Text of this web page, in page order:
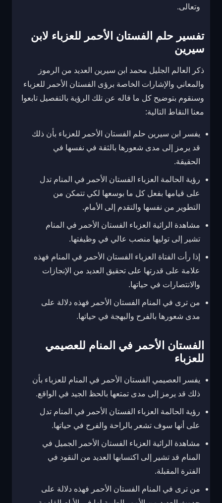
وتعالى.
تفسير حلم الفستان الأحمر للعزباء لابن
سيرين
ذكر العالم الجليل محمد ابن سيرين العديد من الرموز
والمعاني والإشارات الخاصة برؤى الفستان الأحمر للعزباء
وسنقوم بتوضيح كل ما قاله عن تلك الرؤية بالتفصيل تابعوا
معنا النقاط التالية:
يفسر ابن سيرين حلم الفستان الأحمر للعزباء بأن ذلك
قد يرمز إلى مدى شعورها بالثقة في نفسها في
الحقيقة.
رؤية الحالمة العزباء الفستان الأحمر في المنام تدل
على قيامها بفعل كل ما بوسعها لكي تتمكن من
التطوير من نفسها والتقدم إلى الأمام.
مشاهدة الرائية العزباء الفستان الأحمر في المنام
تشير إلى توليها منصب عالي في وظيفتها.
إذا رأت الفتاة العزباء الفستان الأحمر في المنام فهذه
علامة على قدرتها على تحقيق العديد من الإنجازات
والانتصارات في حياتها.
من ترى في المنام الفستان الأحمر فهذه دلالة على
مدى شعورها بالفرح والبهجة في حياتها.
الفستان الأحمر في المنام للعصيمي
للعزباء
يفسر العصيمي الفستان الأحمر في المنام للعزباء بأن
ذلك قد يرمز إلى مدى تمتعها بالحظ الجيد في الواقع.
رؤية الحالمة العزباء الفستان الأحمر في المنام تدل
على أنها سوف تشعر بالراحة والفرح في حياتها.
مشاهدة الرائية العزباء الفستان الأحمر الجميل في
المنام قد تشير إلى اكتسابها العديد من النقود في
الفترة المقبلة.
من ترى في المنام الفستان الأحمر فهذه دلالة على